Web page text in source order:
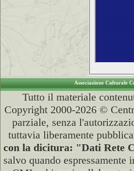
Associazione Culturale
Tutto il materiale
Copyright 2000-2026 ©
parziale, senza
tuttavia liberamente
con la dicitura: "Dati Rete
salvo quando